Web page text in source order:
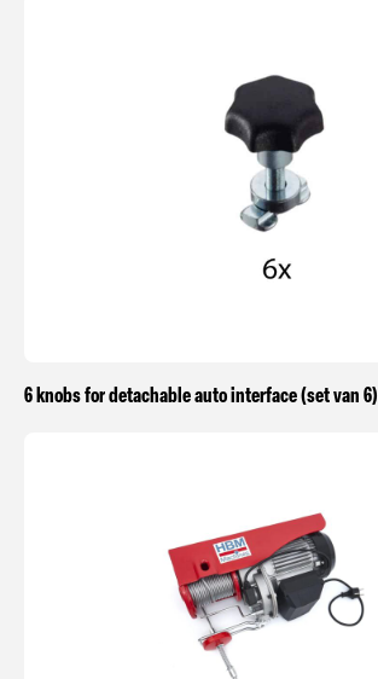
6 knobs for detachable auto interface (set van 6)